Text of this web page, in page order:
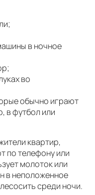
в ночное
во
обычно играют
в футбол или
квартир,
по телефону или
молоток или
в неположенное
среди ночи.